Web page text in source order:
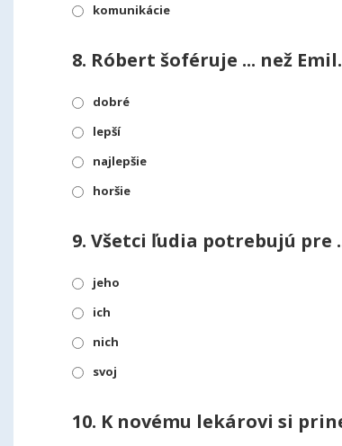
komunikácie
8. Róbert šoféruje ... než Emil.
dobré
lepší
najlepšie
horšie
9. Všetci ľudia potrebujú pre
jeho
ich
nich
svoj
10. K novému lekárovi si